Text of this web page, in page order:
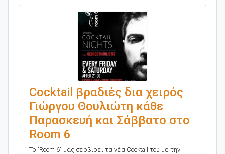
Cocktail βραδιές δια χειρός
Γιώργου Θουλιώτη κάθε
Παρασκευή και Σάββατο στο
Room 6
Tο "Room 6" μας σερβίρει τα νέα Cocktail του με την